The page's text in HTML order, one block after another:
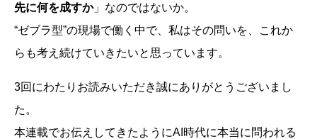
先に何を成すか」なのではないか。
“ゼブラ型”の現場で働く中で、私はその問いを、これか
らも考え続けていきたいと思っています。
3回にわたりお読みいただき誠にありがとうございまし
た。
本連載でお伝えしてきたようにAI時代に本当に問われる